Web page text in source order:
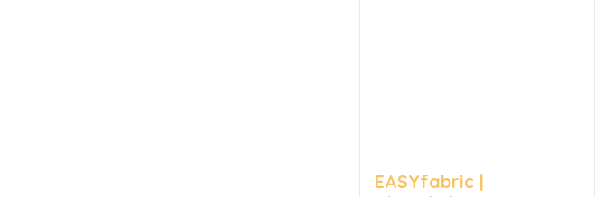
EASYfabric |